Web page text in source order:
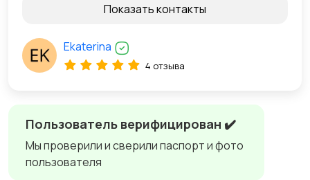
Пользователь верифицирован ✔️
Мы проверили и сверили паспорт и фото
пользователя
Показать контакты
Ekaterina
4 отзыва